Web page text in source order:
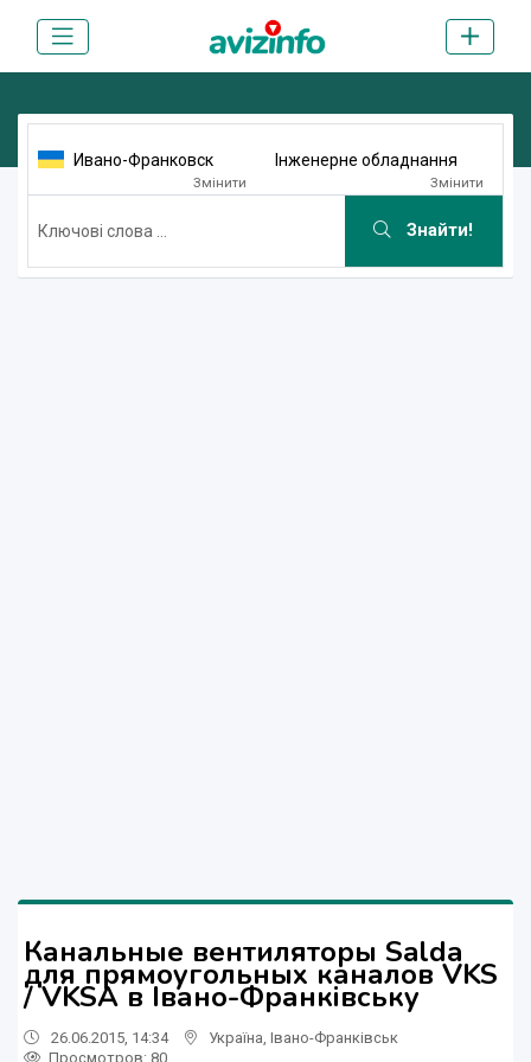
Ивано-Франковск
Змінити
Інженерне обладнання
Змінити
Знайти!
Канальные вентиляторы Salda
для прямоугольных каналов VKS
/ VKSA в Івано-Франківську
26.06.2015, 14:34 Україна Івано-Франківськ
Просмотров: 80